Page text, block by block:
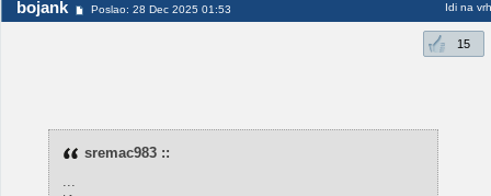
bojank Poslao: 28 Dec 2025 01:53 Idi na vrh
15
sremac983 ::
...